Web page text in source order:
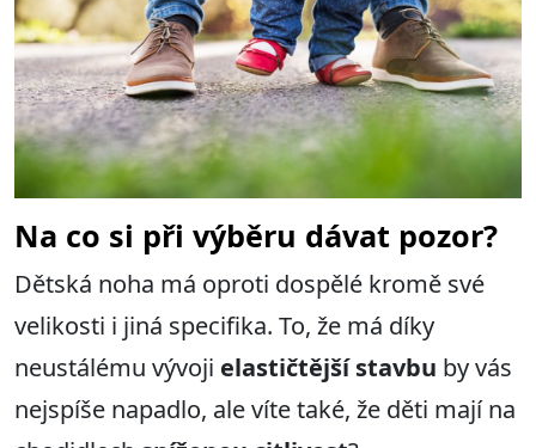
Na co si při výběru dávat pozor?
Dětská noha má oproti dospělé kromě své
velikosti i jiná specifika. To, že má díky
neustálému vývoji elastičtější stavbu by vás
nejspíše napadlo, ale víte také, že děti mají na